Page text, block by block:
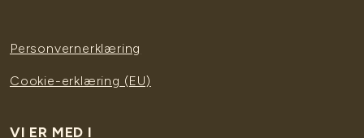
Personvernerklæring
Cookie-erklæring (EU)
VI ER MED I